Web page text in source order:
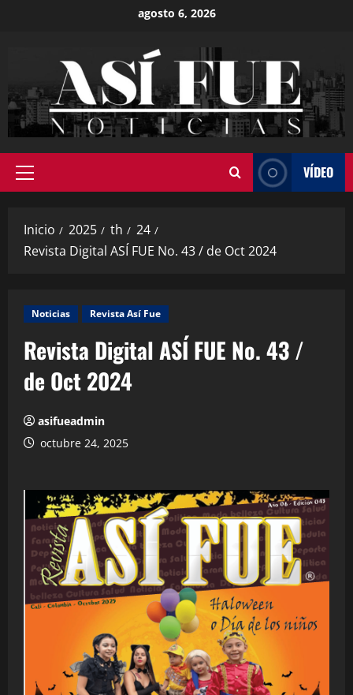
agosto 6, 2026
VÍDEO
Inicio 2025 th
24
Revista Digital ASÍ FUE No. 43 / de Oct 2024
Noticias Revista Así Fue
Revista Digital ASÍ FUE No. 43 /
de Oct 2024
asifueadmin
octubre 24, 2025